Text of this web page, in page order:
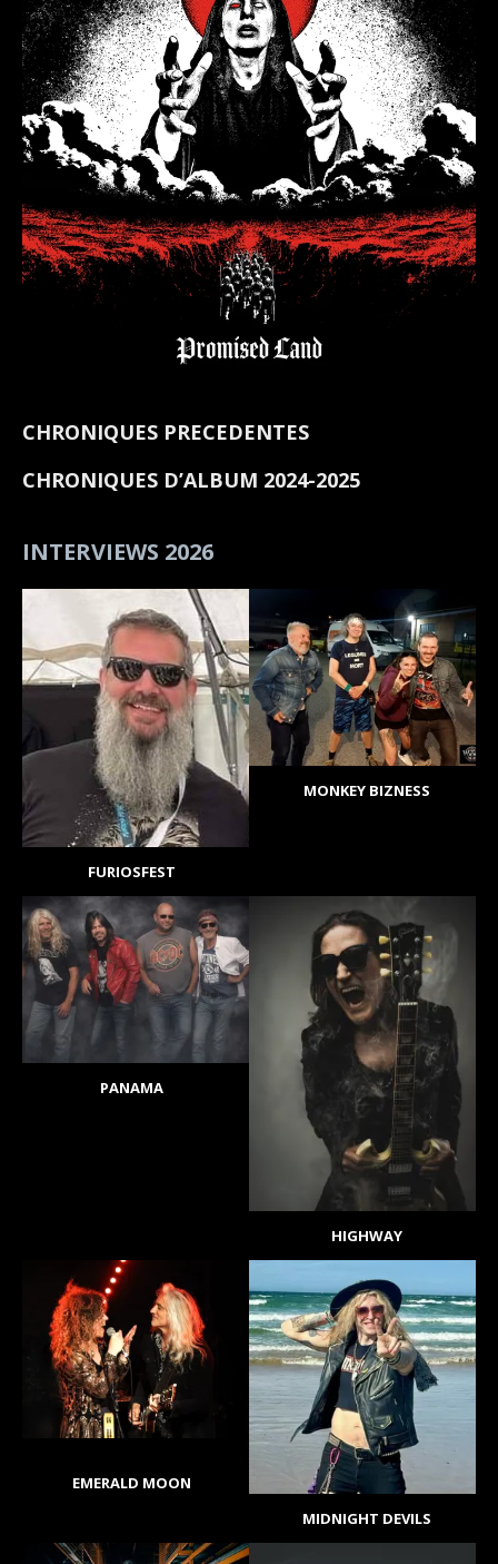
CHRONIQUES PRECEDENTES
CHRONIQUES D’ALBUM 2024-2025
INTERVIEWS 2026
FURIOSFEST
MONKEY BIZNESS
PANAMA
HIGHWAY
EMERALD MOON
MIDNIGHT DEVILS